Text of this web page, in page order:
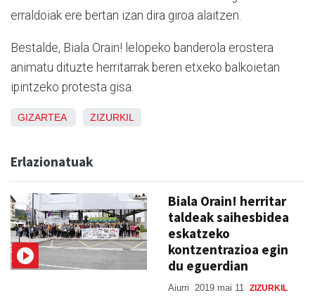
erraldoiak ere bertan izan dira giroa alaitzen.
Bestalde, Biala Orain! lelopeko banderola erostera
animatu dituzte herritarrak beren etxeko balkoietan
ipintzeko protesta gisa.
GIZARTEA ZIZURKIL
Erlazionatuak
Biala Orain! herritar
taldeak saihesbidea
eskatzeko
kontzentrazioa egin
du eguerdian
Aiurri 2019 mai 11 ZIZURKIL